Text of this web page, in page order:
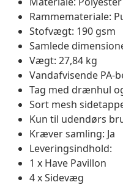
Rammemateriale:
Stofvægt: 190 gsm
Samlede
Vægt: 27,84 kg
Vandafvisende PA-
Tag med drænhul
Sort mesh
Kun til udendørs
Kræver samling: Ja
Leveringsindhold:
1 x Have Pavillon
4 x Sidevæg